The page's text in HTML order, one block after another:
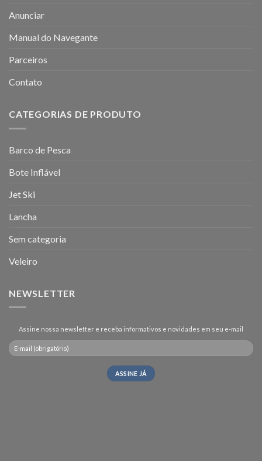
Anunciar
Manual do Navegante
Parceiros
Contato
CATEGORIAS DE PRODUTO
Barco de Pesca
Bote Inflável
Jet Ski
Lancha
Sem categoria
Veleiro
NEWSLETTER
Assine nossa newsletter e receba informativos e novidades em seu e-mail